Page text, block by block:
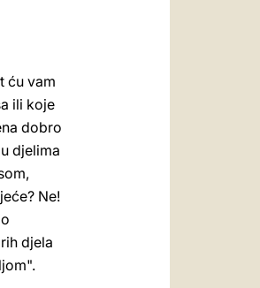
ću vam
ili koje
dobro
djelima
Ne!
djela